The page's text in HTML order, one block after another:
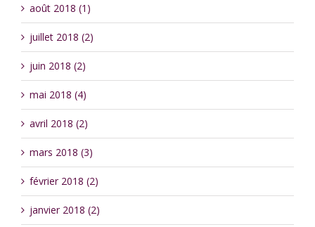
août 2018 (1)
juillet 2018 (2)
juin 2018 (2)
mai 2018 (4)
avril 2018 (2)
mars 2018 (3)
février 2018 (2)
janvier 2018 (2)